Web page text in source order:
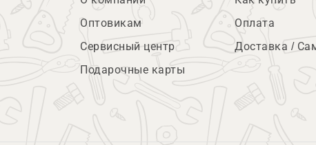
Оптовикам
Сервисный центр
Подарочные карты
Оплата
Доставка /